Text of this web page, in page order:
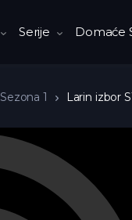
Serije Domaće
Sezona 1 Larin izbor